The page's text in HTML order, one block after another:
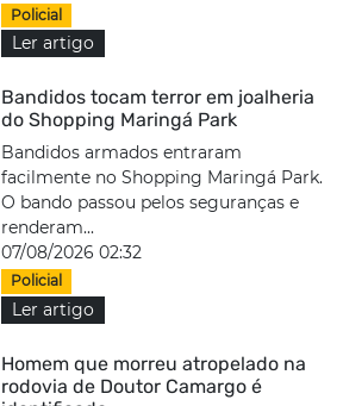
Policial
Ler artigo
Bandidos tocam terror em joalheria
do Shopping Maringá Park
Bandidos armados entraram
facilmente no Shopping Maringá Park.
O bando passou pelos seguranças e
renderam...
07/08/2026 02:32
Policial
Ler artigo
Homem que morreu atropelado na
rodovia de Doutor Camargo é